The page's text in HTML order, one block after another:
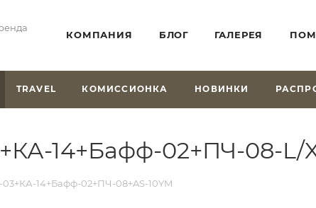
КОМПАНИЯ БЛОГ ГАЛЕРЕЯ
TRAVEL КОМИССИОНКА НОВИНКИ
14+Бафф-02+ПЧ-08-L/
14+Бафф-02+ПЧ-08+AS-10YM